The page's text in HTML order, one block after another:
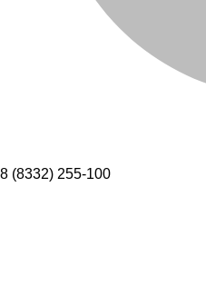
8 (8332) 255-100